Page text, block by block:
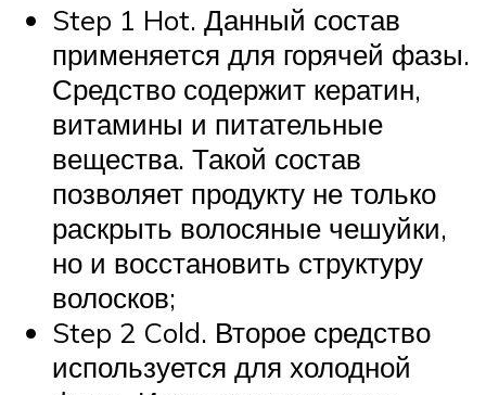
Step 1 Hot. Данный состав
применяется для горячей фазы.
Средство содержит кератин,
витамины и питательные
вещества. Такой состав
позволяет продукту не только
раскрыть волосяные чешуйки,
но и восстановить структуру
волосков;
Step 2 Cold. Второе средство
используется для холодной